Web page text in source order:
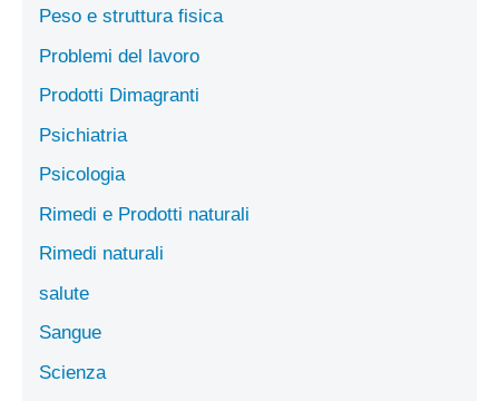
Peso e struttura fisica
Problemi del lavoro
Prodotti Dimagranti
Psichiatria
Psicologia
Rimedi e Prodotti naturali
Rimedi naturali
salute
Sangue
Scienza